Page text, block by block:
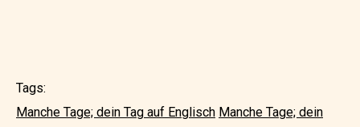
Tags:
Manche Tage; dein Tag auf Englisch Manche Tage; dein